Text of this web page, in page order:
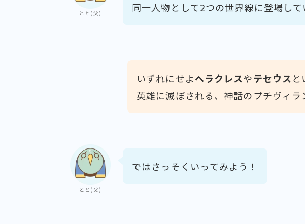
とと(父)
同一人物として2つの世界線に登場して
いずれにせよヘラクレスやテセウス
英雄に滅ぼされる、神話のプチヴィラ
とと(父)
ではさっそくいってみよう！